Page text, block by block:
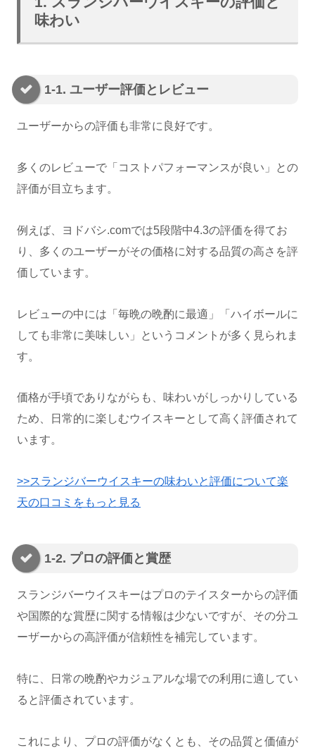
味わい
1-1. ユーザー評価とレビュー
ユーザーからの評価も非常に良好です。
多くのレビューで「コストパフォーマンスが良い」との
評価が目立ちます。
例えば、ヨドバシ.comでは5段階中4.3の評価を得てお
り、多くのユーザーがその価格に対する品質の高さを評
価しています。
レビューの中には「毎晩の晩酌に最適」「ハイボールに
しても非常に美味しい」というコメントが多く見られま
す。
価格が手頃でありながらも、味わいがしっかりしている
ため、日常的に楽しむウイスキーとして高く評価されて
います。
>>スランジバーウイスキーの味わいと評価について楽
天の口コミをもっと見る
1-2. プロの評価と賞歴
スランジバーウイスキーはプロのテイスターからの評価
や国際的な賞歴に関する情報は少ないですが、その分ユ
ーザーからの高評価が信頼性を補完しています。
特に、日常の晩酌やカジュアルな場での利用に適してい
ると評価されています。
これにより、プロの評価がなくとも、その品質と価値が